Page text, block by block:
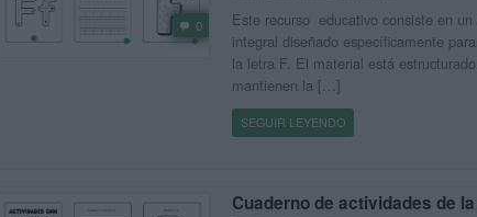
0
Este recurso educativo consiste en
integral diseñado específicamente
la letra F. El material está
mantienen la […]
SEGUIR LEYENDO
Cuaderno de actividades de